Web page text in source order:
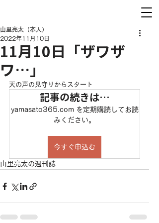
11月10日「ザワザ
ワ…」
山里亮太（本人）
2022年11月10日
天の声の見守りからスタート
記事の続きは…
yamasato365.com を定期購読してお読
みください。
今すぐ申込む
山里亮太の週刊誌